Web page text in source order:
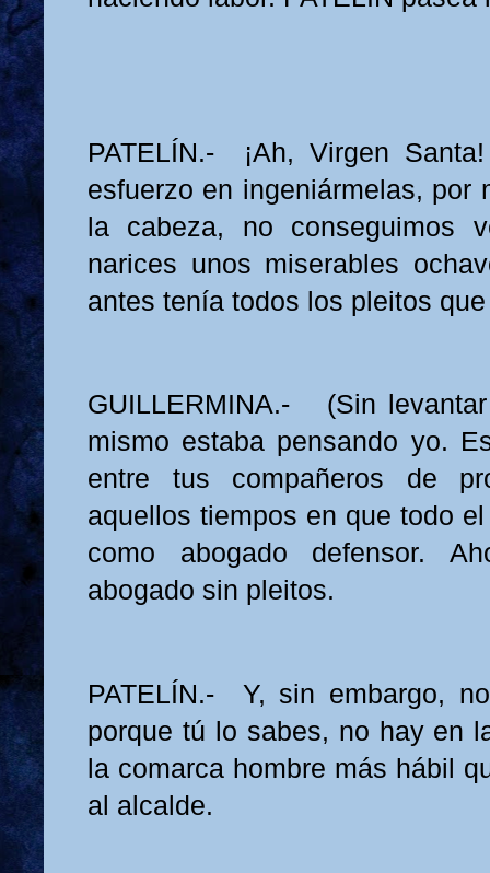
PATELÍN.- ¡Ah, Virgen
esfuerzo en ingeniármelas, por
la cabeza, no conseguimos
narices unos miserables
antes tenía todos los pleitos
GUILLERMINA.- (Sin
mismo estaba pensando yo.
entre tus compañeros de
aquellos tiempos en que todo
como abogado defensor.
abogado sin pleitos.
PATELÍN.- Y, sin embargo,
porque tú lo sabes, no hay en
la comarca hombre más hábil
al alcalde.